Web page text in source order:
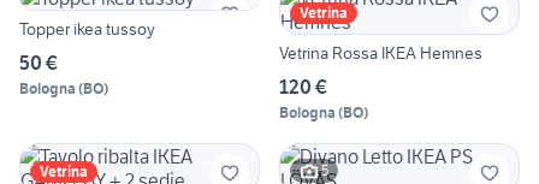
Topper ikea tussoy
50 €
Bologna (BO)
Vetrina
Vetrina Rossa IKEA Hemnes
120 €
Bologna (BO)
Vetrina 5